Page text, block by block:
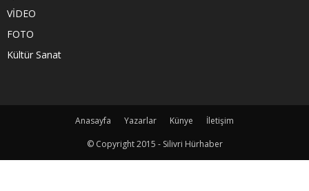
VİDEO
FOTO
Kültür Sanat
Anasayfa Yazarlar Künye
İletişim
© Copyright 2015 - Silivri Hürhaber